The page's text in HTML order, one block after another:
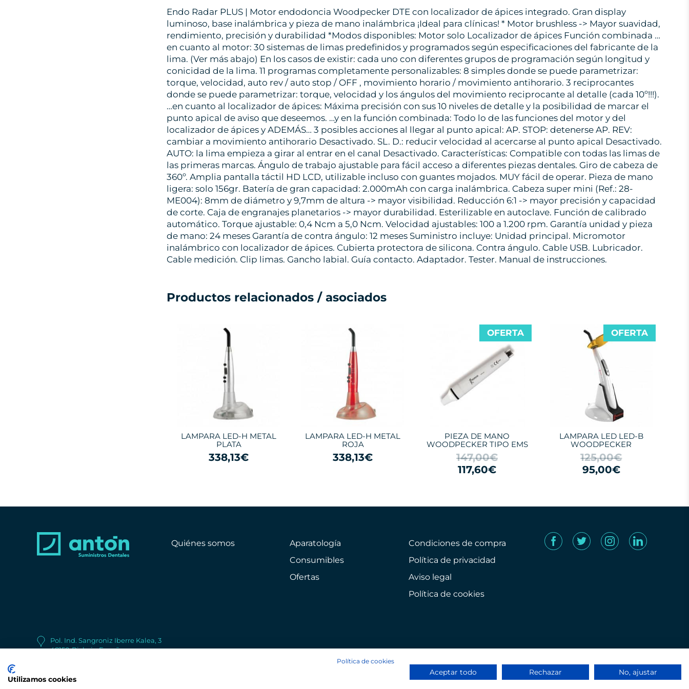
Endo Radar PLUS | Motor endodoncia Woodpecker DTE con localizador de ápices integrado. Gran display
luminoso, base inalámbrica y pieza de mano inalámbrica ¡Ideal para clínicas! * Motor brushless -> Mayor suavidad,
rendimiento, precisión y durabilidad *Modos disponibles: Motor solo Localizador de ápices Función combinada …
en cuanto al motor: 30 sistemas de limas predefinidos y programados según especificaciones del fabricante de la
lima. (Ver más abajo) En los casos de existir: cada uno con diferentes grupos de programación según longitud y
conicidad de la lima. 11 programas completamente personalizables: 8 simples donde se puede parametrizar:
torque, velocidad, auto rev / auto stop / OFF , movimiento horario / movimiento antihorario. 3 reciprocantes
donde se puede parametrizar: torque, velocidad y los ángulos del movimiento reciprocante al detalle (cada 10º!!!).
…en cuanto al localizador de ápices: Máxima precisión con sus 10 niveles de detalle y la posibilidad de marcar el
punto apical de aviso que deseemos. …y en la función combinada: Todo lo de las funciones del motor y del
localizador de ápices y ADEMÁS… 3 posibles acciones al llegar al punto apical: AP. STOP: detenerse AP. REV:
cambiar a movimiento antihorario Desactivado. SL. D.: reducir velocidad al acercarse al punto apical Desactivado.
AUTO: la lima empieza a girar al entrar en el canal Desactivado. Características: Compatible con todas las limas de
las primeras marcas. Ángulo de trabajo ajustable para fácil acceso a diferentes piezas dentales. Giro de cabeza de
360º. Amplia pantalla táctil HD LCD, utilizable incluso con guantes mojados. MUY fácil de operar. Pieza de mano
ligera: solo 156gr. Batería de gran capacidad: 2.000mAh con carga inalámbrica. Cabeza super mini (Ref.: 28-
ME004): 8mm de diámetro y 9,7mm de altura -> mayor visibilidad. Reducción 6:1 -> mayor precisión y capacidad
de corte. Caja de engranajes planetarios -> mayor durabilidad. Esterilizable en autoclave. Función de calibrado
automático. Torque ajustable: 0,4 Ncm a 5,0 Ncm. Velocidad ajustables: 100 a 1.200 rpm. Garantía unidad y pieza
de mano: 24 meses Garantía de contra ángulo: 12 meses Suministro incluye: Unidad principal. Micromotor
inalámbrico con localizador de ápices. Cubierta protectora de silicona. Contra ángulo. Cable USB. Lubricador.
Cable medición. Clip limas. Gancho labial. Guía contacto. Adaptador. Tester. Manual de instrucciones.
Productos relacionados / asociados
LAMPARA LED-H METAL
PLATA
338,13€
LAMPARA LED-H METAL
ROJA
338,13€
PIEZA DE MANO
WOODPECKER TIPO EMS
147,00€
117,60€
OFERTA
LAMPARA LED LED-B
WOODPECKER
125,00€
95,00€
OFERTA
Quiénes somos
Aparatología
Consumibles
Ofertas
Condiciones de compra
Política de privacidad
Aviso legal
Política de cookies
Pol. Ind. Sangroniz Iberre Kalea, 3
48150 Bizkaia España
Política de cookies
Utilizamos cookies
Aceptar todo Rechazar No, ajustar